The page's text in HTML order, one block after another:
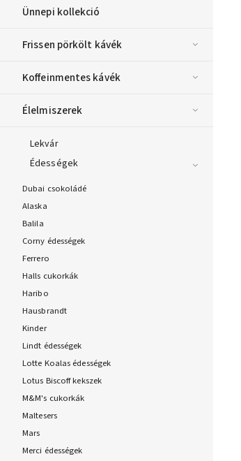
Ünnepi kollekció
Frissen pörkölt kávék
Koffeinmentes kávék
Élelmiszerek
Lekvár
Édességek
Dubai csokoládé
Alaska
Balila
Corny édességek
Ferrero
Halls cukorkák
Haribo
Hausbrandt
Kinder
Lindt édességek
Lotte Koalas édességek
Lotus Biscoff kekszek
M&M's cukorkák
Maltesers
Mars
Merci édességek